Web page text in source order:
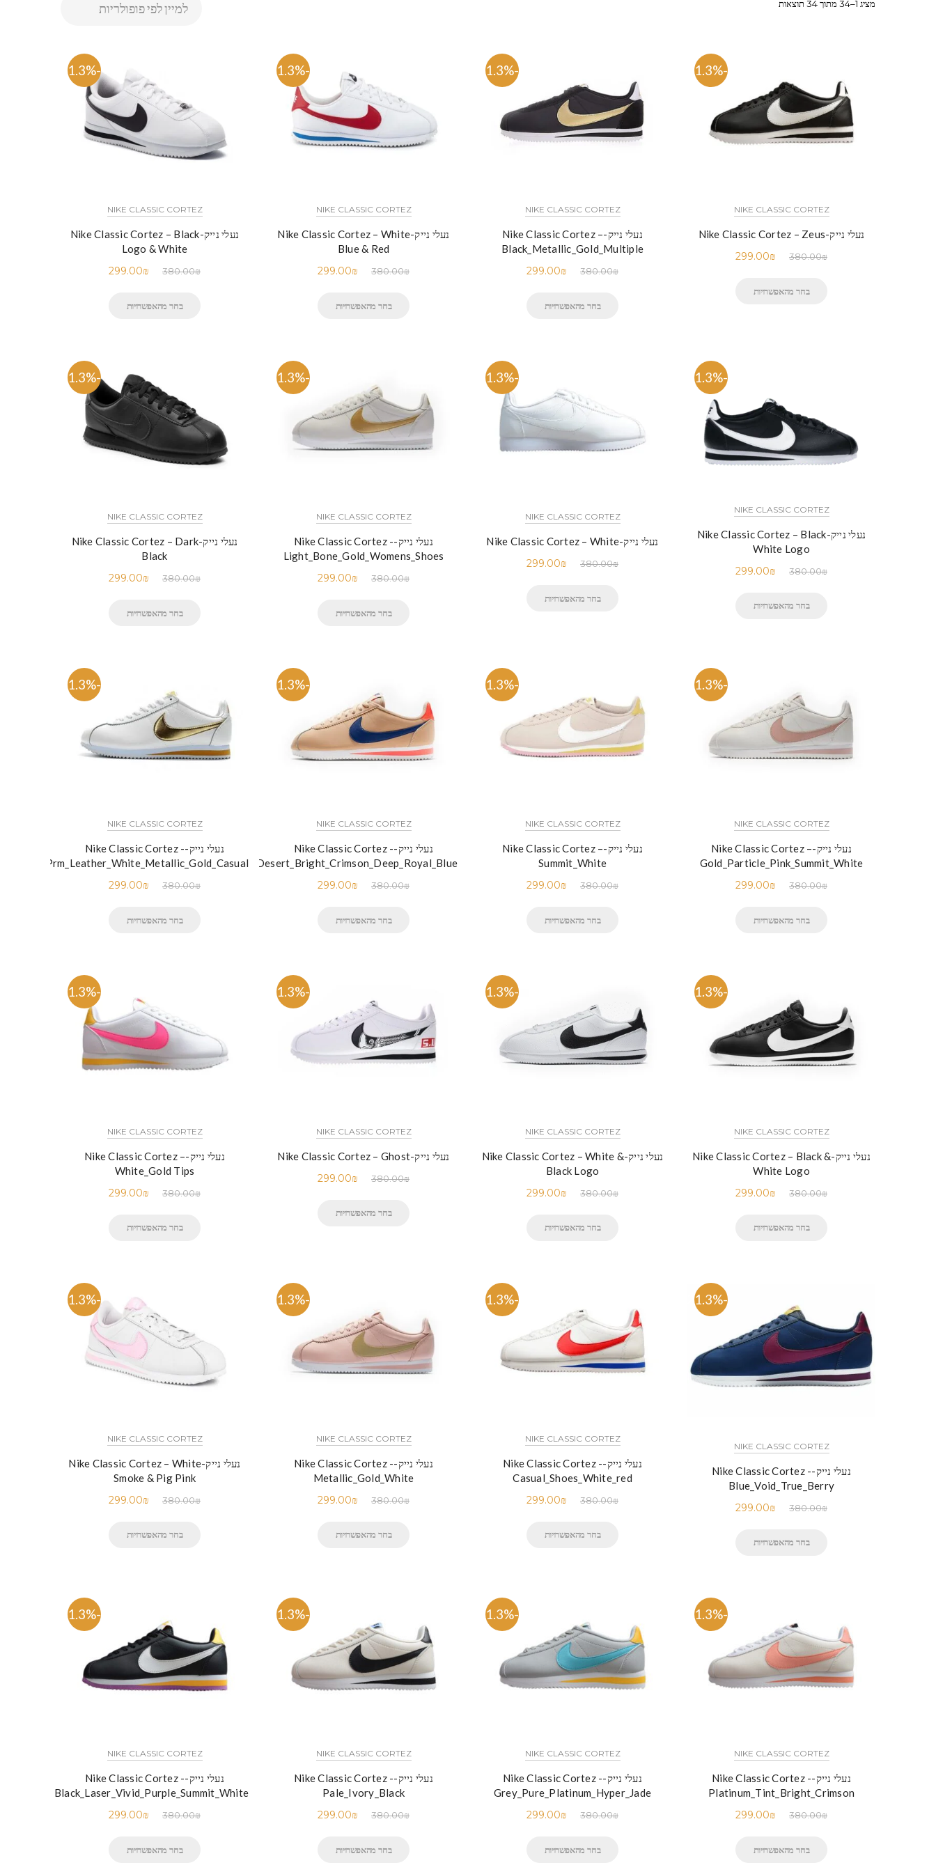
מציג 1–34 מתוך 34 תוצאות
-21.3%
NIKE CLASSIC CORTEZ
נעלי נייק-Nike Classic Cortez – Black
Logo & White
380.00₪
299.00₪
בחר מהאפשרויות
-21.3%
NIKE CLASSIC CORTEZ
נעלי נייק-Nike Classic Cortez – White
Blue & Red
380.00₪
299.00₪
בחר מהאפשרויות
-21.3%
NIKE CLASSIC CORTEZ
נעלי נייק-Nike Classic Cortez –
Black_Metallic_Gold_Multiple
380.00₪
299.00₪
בחר מהאפשרויות
-21.3%
NIKE CLASSIC CORTEZ
נעלי נייק-Nike Classic Cortez – Zeus
380.00₪
299.00₪
בחר מהאפשרויות
-21.3%
NIKE CLASSIC CORTEZ
נעלי נייק-Nike Classic Cortez – Dark
Black
380.00₪
299.00₪
בחר מהאפשרויות
-21.3%
NIKE CLASSIC CORTEZ
נעלי נייק-Nike Classic Cortez -
Light_Bone_Gold_Womens_Shoes
380.00₪
299.00₪
בחר מהאפשרויות
-21.3%
NIKE CLASSIC CORTEZ
נעלי נייק-Nike Classic Cortez – White
380.00₪
299.00₪
בחר מהאפשרויות
-21.3%
NIKE CLASSIC CORTEZ
נעלי נייק-Nike Classic Cortez – Black
White Logo
380.00₪
299.00₪
בחר מהאפשרויות
-21.3%
NIKE CLASSIC CORTEZ
נעלי נייק-Nike Classic Cortez -
Nylon_Prm_Leather_White_Metallic_Gold_Casual
380.00₪
299.00₪
בחר מהאפשרויות
-21.3%
NIKE CLASSIC CORTEZ
נעלי נייק-Nike Classic Cortez -
Desert_Bright_Crimson_Deep_Royal_Blue
380.00₪
299.00₪
בחר מהאפשרויות
-21.3%
NIKE CLASSIC CORTEZ
נעלי נייק-Nike Classic Cortez –
Summit_White
380.00₪
299.00₪
בחר מהאפשרויות
-21.3%
NIKE CLASSIC CORTEZ
נעלי נייק-Nike Classic Cortez –
Gold_Particle_Pink_Summit_White
380.00₪
299.00₪
בחר מהאפשרויות
-21.3%
NIKE CLASSIC CORTEZ
נעלי נייק-Nike Classic Cortez –
White_Gold Tips
380.00₪
299.00₪
בחר מהאפשרויות
-21.3%
NIKE CLASSIC CORTEZ
נעלי נייק-Nike Classic Cortez – Ghost
380.00₪
299.00₪
בחר מהאפשרויות
-21.3%
NIKE CLASSIC CORTEZ
נעלי נייק-Nike Classic Cortez – White &
Black Logo
380.00₪
299.00₪
בחר מהאפשרויות
-21.3%
NIKE CLASSIC CORTEZ
נעלי נייק-Nike Classic Cortez – Black &
White Logo
380.00₪
299.00₪
בחר מהאפשרויות
-21.3%
NIKE CLASSIC CORTEZ
נעלי נייק-Nike Classic Cortez – White
Smoke & Pig Pink
380.00₪
299.00₪
בחר מהאפשרויות
-21.3%
NIKE CLASSIC CORTEZ
נעלי נייק-Nike Classic Cortez -
Metallic_Gold_White
380.00₪
299.00₪
בחר מהאפשרויות
-21.3%
NIKE CLASSIC CORTEZ
נעלי נייק-Nike Classic Cortez -
Casual_Shoes_White_red
380.00₪
299.00₪
בחר מהאפשרויות
-21.3%
NIKE CLASSIC CORTEZ
נעלי נייק-Nike Classic Cortez -
Blue_Void_True_Berry
380.00₪
299.00₪
בחר מהאפשרויות
-21.3%
NIKE CLASSIC CORTEZ
נעלי נייק-Nike Classic Cortez -
Black_Laser_Vivid_Purple_Summit_White
380.00₪
299.00₪
בחר מהאפשרויות
-21.3%
NIKE CLASSIC CORTEZ
נעלי נייק-Nike Classic Cortez -
Pale_Ivory_Black
380.00₪
299.00₪
בחר מהאפשרויות
-21.3%
NIKE CLASSIC CORTEZ
נעלי נייק-Nike Classic Cortez -
Grey_Pure_Platinum_Hyper_Jade
380.00₪
299.00₪
בחר מהאפשרויות
-21.3%
NIKE CLASSIC CORTEZ
נעלי נייק-Nike Classic Cortez -
Platinum_Tint_Bright_Crimson
380.00₪
299.00₪
בחר מהאפשרויות